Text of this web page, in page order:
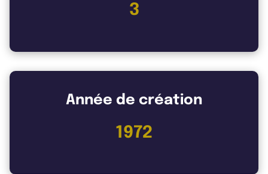
3
Année de création
1972